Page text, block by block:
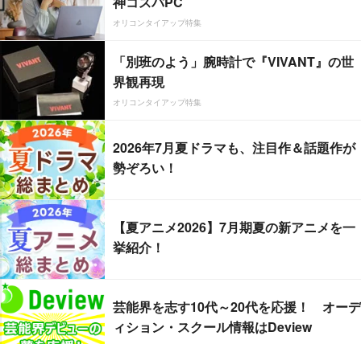
オリコンタイアップ特集
「別班のよう」腕時計で『VIVANT』の世
界観再現
オリコンタイアップ特集
2026年7月夏ドラマも、注目作＆話題作が
勢ぞろい！
【夏アニメ2026】7月期夏の新アニメを一
挙紹介！
芸能界を志す10代～20代を応援！ オーデ
ィション・スクール情報はDeview